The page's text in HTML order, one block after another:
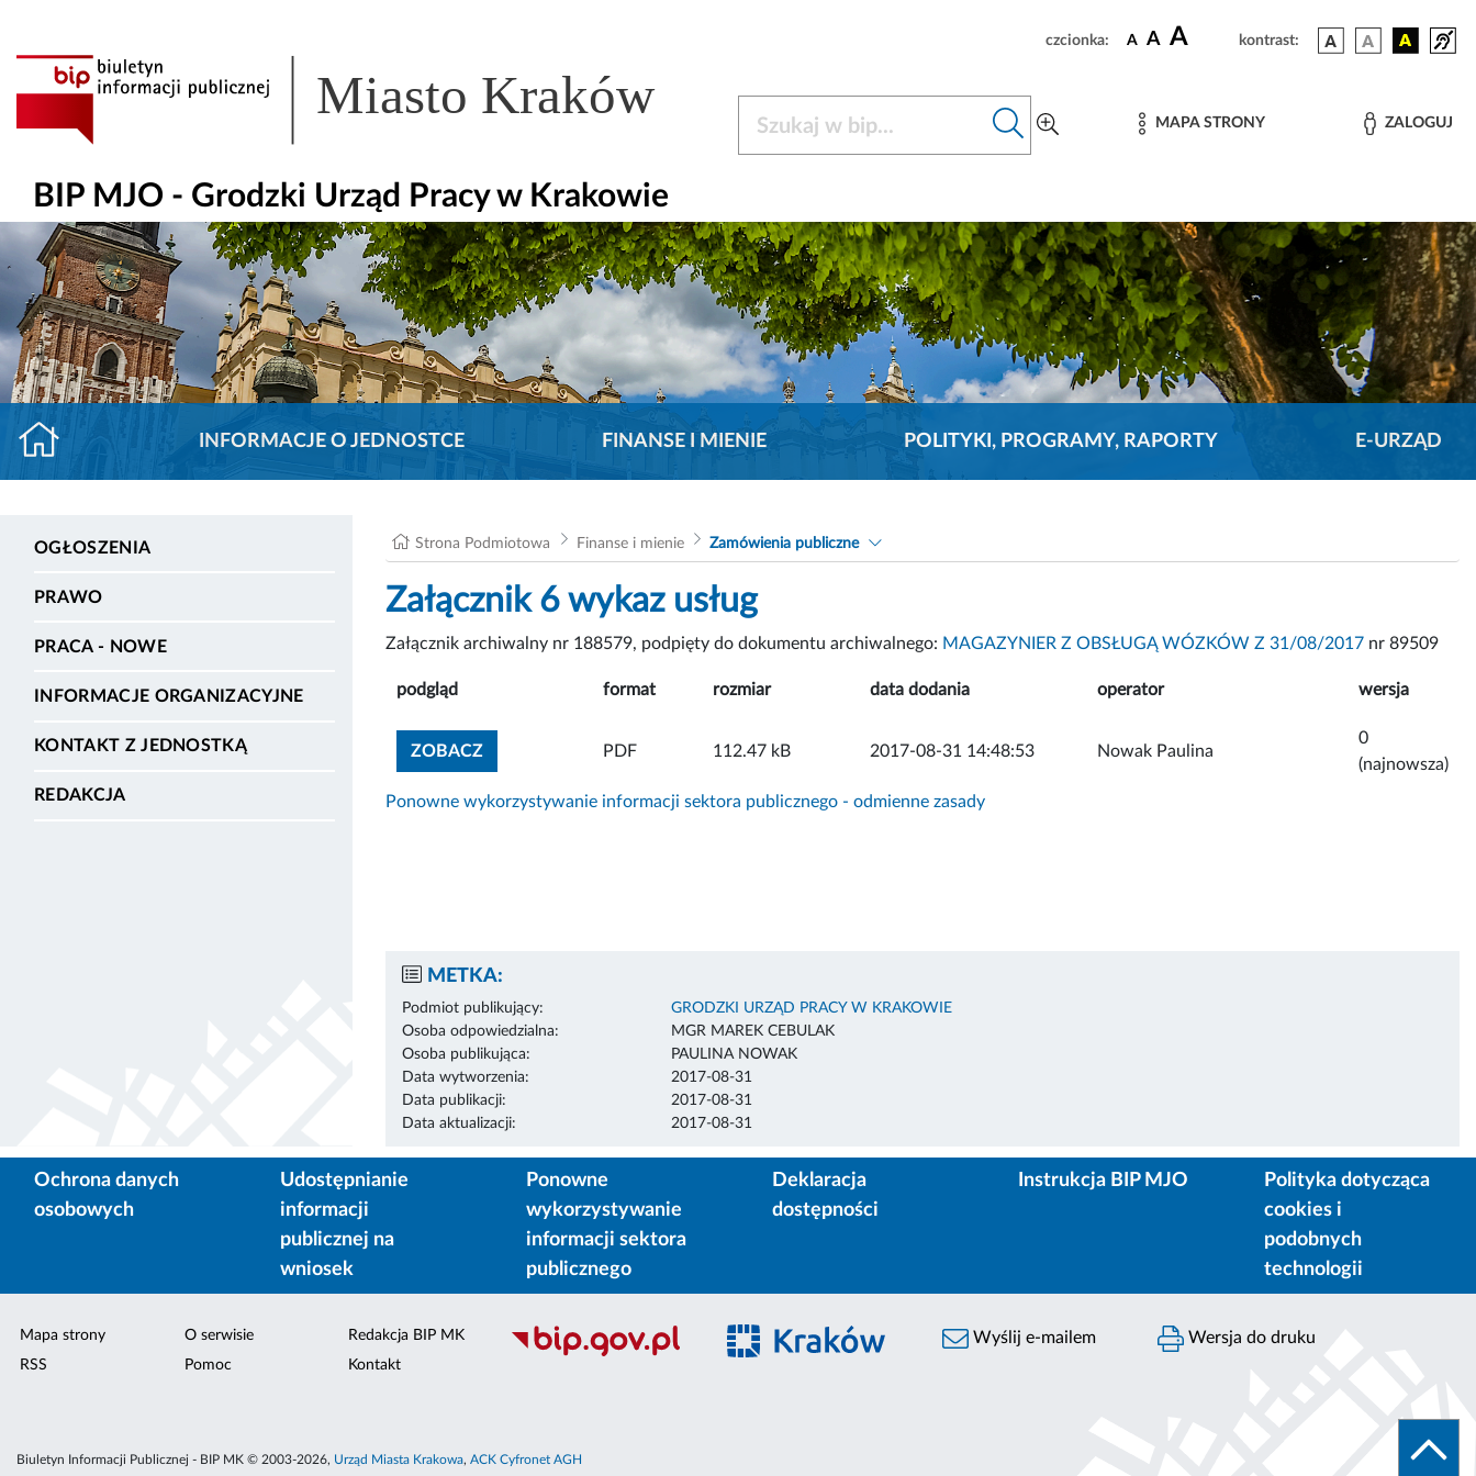
czcionka: A A A kontrast:
Miasto Kraków MAPA STRONY ZALOGUJ
BIP MJO - Grodzki Urząd Pracy w Krakowie
INFORMACJE O JEDNOSTCE FINANSE I MIENIE POLITYKI, PROGRAMY, RAPORTY E-URZĄD
OGŁOSZENIA
PRAWO
PRACA - NOWE
INFORMACJE ORGANIZACYJNE
KONTAKT Z JEDNOSTKĄ
REDAKCJA
Strona Podmiotowa Finanse i mienie Zamówienia publiczne
Załącznik 6 wykaz usług
Załącznik archiwalny nr 188579, podpięty do dokumentu archiwalnego: MAGAZYNIER Z OBSŁUGĄ WÓZKÓW Z 31/08/2017 nr 89509
podgląd format rozmiar data dodania operator wersja
ZOBACZZOBACZ ZAŁĄCZNIK
PDF 112.47 kB 2017-08-31 14:48:53 Nowak Paulina
0
(najnowsza)
Ponowne wykorzystywanie informacji sektora publicznego - odmienne zasady
METKA:
Podmiot publikujący:
GRODZKI URZĄD PRACY W KRAKOWIE
Osoba odpowiedzialna:
MGR MAREK CEBULAK
Osoba publikująca:
PAULINA NOWAK
Data wytworzenia:
2017-08-31
Data publikacji:
2017-08-31
Data aktualizacji:
2017-08-31
Ochrona danych
osobowych
Udostępnianie
informacji
publicznej na
wniosek
Ponowne
wykorzystywanie
informacji sektora
publicznego
Deklaracja
dostępności
Instrukcja BIP MJO
Polityka dotycząca
cookies i
podobnych
technologii
Mapa strony
RSS
O serwisie
Pomoc
Redakcja BIP MK
Kontakt
Wyślij e-mailem Wersja do druku
Biuletyn Informacji Publicznej - BIP MK © 2003-2026, Urząd Miasta Krakowa, ACK Cyfronet AGH